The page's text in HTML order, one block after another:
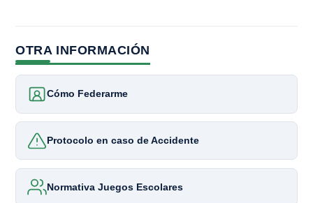
OTRA INFORMACIÓN
Cómo Federarme
Protocolo en caso de Accidente
Normativa Juegos Escolares